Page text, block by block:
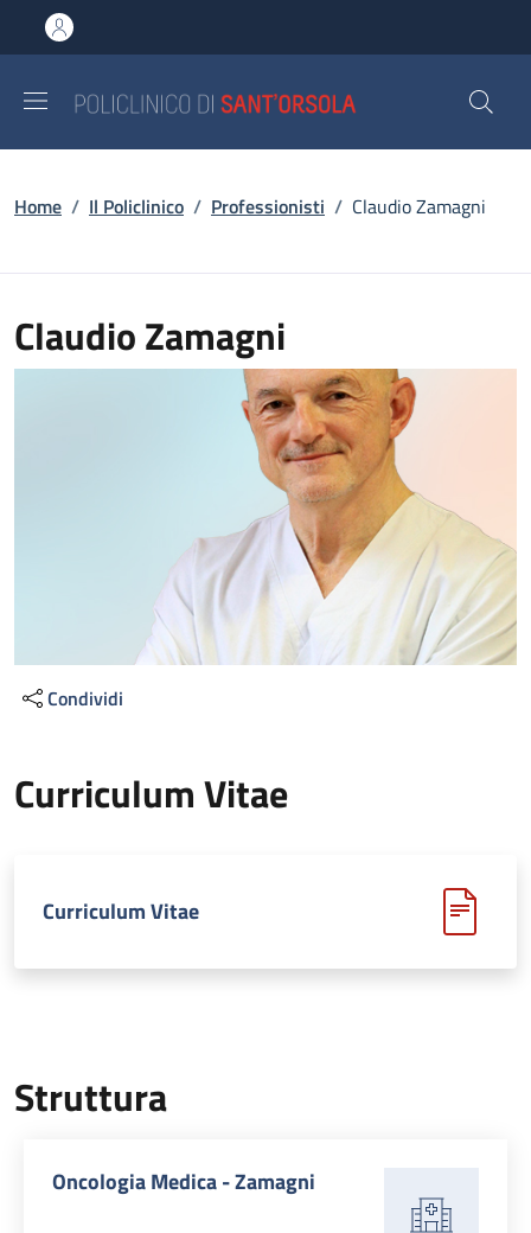
al contenuto principale
to footer content
Briciole di pane
Home / Il Policlinico / Professionisti / Claudio Zamagni
Claudio Zamagni
Condividi
Curriculum Vitae
Curriculum Vitae
Struttura
Oncologia Medica - Zamagni